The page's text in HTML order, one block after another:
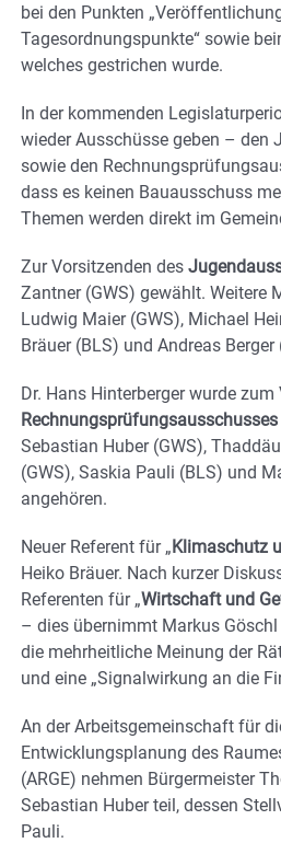
bei den Punkten
Tagesordnungspunkte“ sowie
welches gestrichen wurde.
In der kommenden
wieder Ausschüsse geben – den
sowie den
dass es keinen Bauausschuss
Themen werden direkt im
Zur Vorsitzenden des
Zantner (GWS) gewählt. Weitere
Ludwig Maier (GWS), Michael
Bräuer (BLS) und Andreas Berger
Dr. Hans Hinterberger wurde
Rechnungsprüfungsausschusses
Sebastian Huber (GWS),
(GWS), Saskia Pauli (BLS) und
angehören.
Neuer Referent für „Klimaschutz
Heiko Bräuer. Nach kurzer
Referenten für „Wirtschaft und
– dies übernimmt Markus Göschl
die mehrheitliche Meinung der
und eine „Signalwirkung an die
An der Arbeitsgemeinschaft für
Entwicklungsplanung des
(ARGE) nehmen Bürgermeister
Sebastian Huber teil, dessen
Pauli.